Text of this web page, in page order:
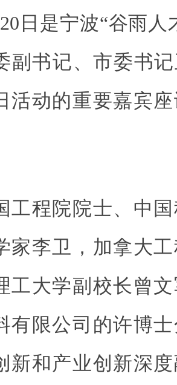
是宁波“谷雨人
副书记、市委书
活动的重要嘉宾
程院院士、中国
家李卫，加拿大
工大学副校长曾
有限公司的许博
新和产业创新深